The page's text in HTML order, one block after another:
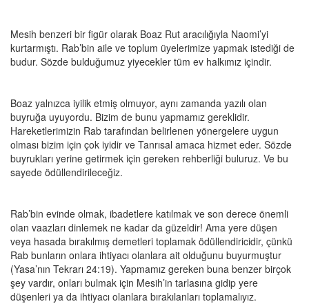
Mesih benzeri bir figür olarak Boaz Rut aracılığıyla Naomi’yi
kurtarmıştı. Rab’bin aile ve toplum üyelerimize yapmak istediği de
budur. Sözde bulduğumuz yiyecekler tüm ev halkımız içindir.
Boaz yalnızca iyilik etmiş olmuyor, aynı zamanda yazılı olan
buyruğa uyuyordu. Bizim de bunu yapmamız gereklidir.
Hareketlerimizin Rab tarafından belirlenen yönergelere uygun
olması bizim için çok iyidir ve Tanrısal amaca hizmet eder. Sözde
buyrukları yerine getirmek için gereken rehberliği buluruz. Ve bu
sayede ödüllendirileceğiz.
Rab’bin evinde olmak, ibadetlere katılmak ve son derece önemli
olan vaazları dinlemek ne kadar da güzeldir! Ama yere düşen
veya hasada bırakılmış demetleri toplamak ödüllendiricidir, çünkü
Rab bunların onlara ihtiyacı olanlara ait olduğunu buyurmuştur
(Yasa’nın Tekrarı 24:19). Yapmamız gereken buna benzer birçok
şey vardır, onları bulmak için Mesih’in tarlasına gidip yere
düşenleri ya da ihtiyacı olanlara bırakılanları toplamalıyız.